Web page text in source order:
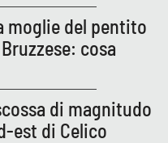
moglie del pentito
cosa
di magnitudo
est di Celico